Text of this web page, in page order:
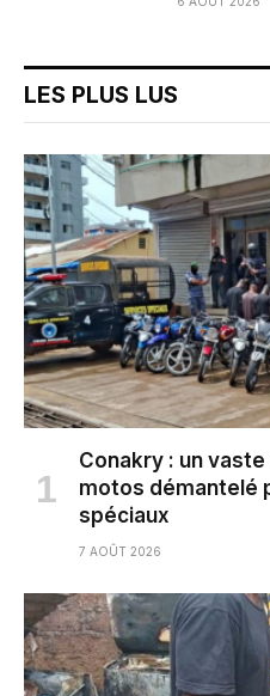
LES PLUS LUS
Conakry : un
motos démantelé
spéciaux
7 AOÛT 2026